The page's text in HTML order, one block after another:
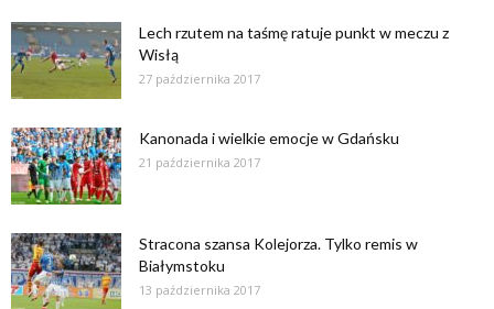
Lech rzutem na taśmę ratuje punkt w meczu z
Wisłą
27 października 2017
Kanonada i wielkie emocje w Gdańsku
21 października 2017
Stracona szansa Kolejorza. Tylko remis w
Białymstoku
13 października 2017